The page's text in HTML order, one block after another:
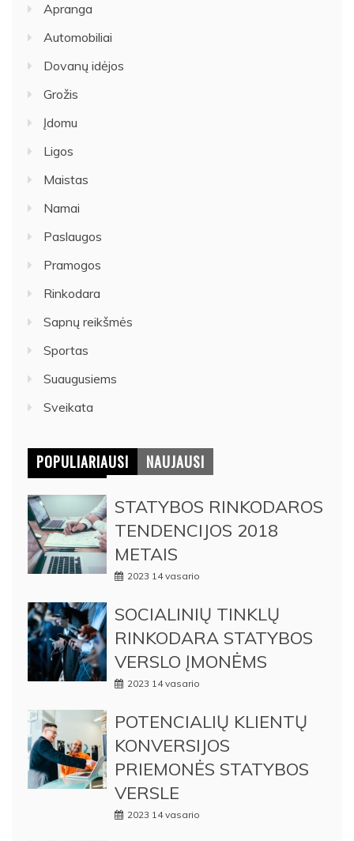
Apranga
Automobiliai
Dovanų idėjos
Grožis
Įdomu
Ligos
Maistas
Namai
Paslaugos
Pramogos
Rinkodara
Sapnų reikšmės
Sportas
Suaugusiems
Sveikata
POPULIARIAUSI NAUJAUSI
STATYBOS RINKODAROS
TENDENCIJOS 2018
METAIS
2023 14 vasario
SOCIALINIŲ TINKLŲ
RINKODARA STATYBOS
VERSLO ĮMONĖMS
2023 14 vasario
POTENCIALIŲ KLIENTŲ
KONVERSIJOS
PRIEMONĖS STATYBOS
VERSLE
2023 14 vasario